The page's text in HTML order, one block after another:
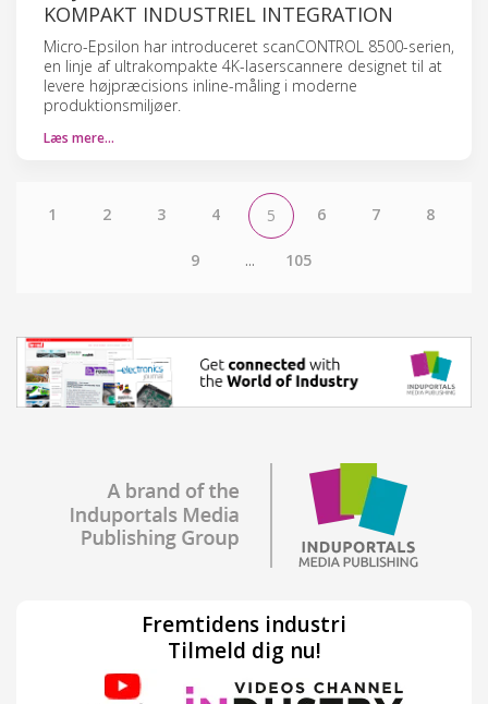
KOMPAKT INDUSTRIEL INTEGRATION
Micro-Epsilon har introduceret scanCONTROL 8500-serien,
en linje af ultrakompakte 4K-laserscannere designet til at
levere højpræcisions inline-måling i moderne
produktionsmiljøer.
Læs mere…
1 2 3 4 5 6 7 8
9 ... 105
Fremtidens industri
Tilmeld dig nu!